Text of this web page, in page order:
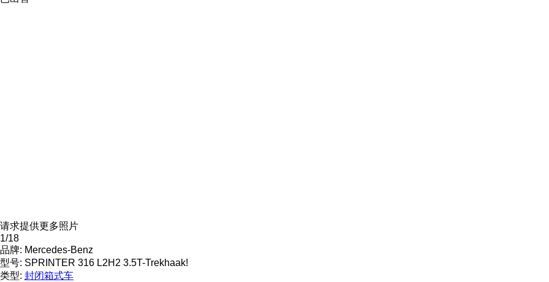
请求提供更多照片
1/18
品牌: Mercedes-Benz
型号: SPRINTER 316 L2H2 3.5T-Trekhaak!
类型: 封闭箱式车